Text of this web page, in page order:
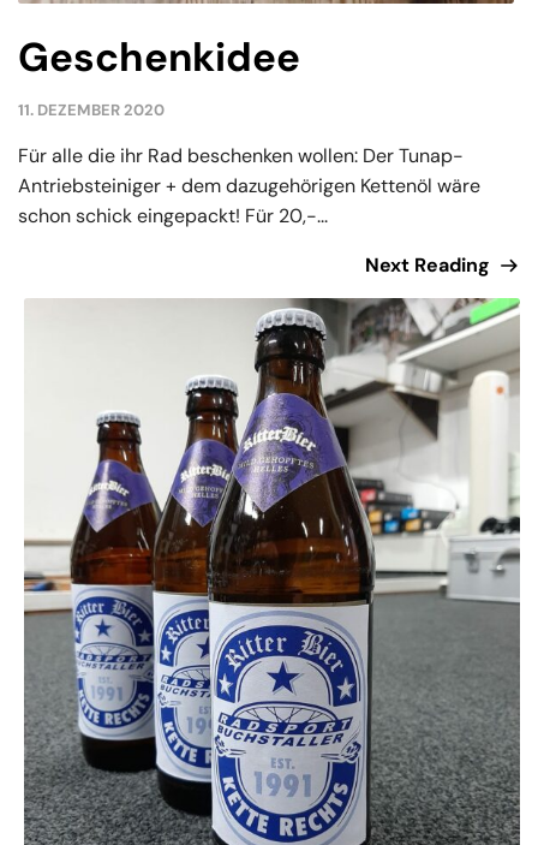
Geschenkidee
11. DEZEMBER 2020
Für alle die ihr Rad beschenken wollen: Der Tunap-
Antriebsteiniger + dem dazugehörigen Kettenöl wäre
schon schick eingepackt! Für 20,-...
Next Reading